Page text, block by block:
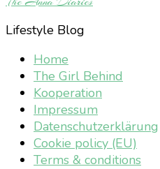
Lifestyle Blog
Home
The Girl Behind
Kooperation
Impressum
Datenschutzerklärung
Cookie policy (EU)
Terms & conditions